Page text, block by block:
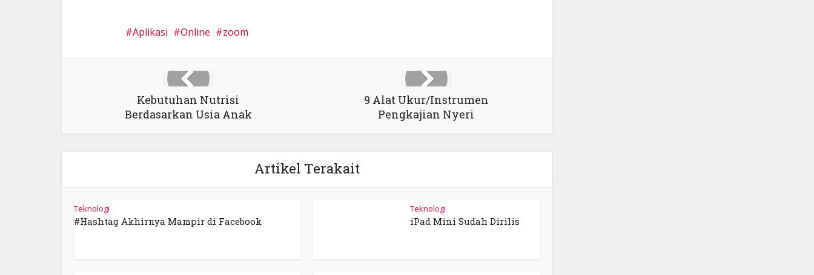
Aplikasi Online zoom
Kebutuhan Nutrisi
Berdasarkan Usia Anak
9 Alat Ukur/Instrumen
Pengkajian Nyeri
Artikel Terakait
Teknologi
#Hashtag Akhirnya Mampir di Facebook
Teknologi
iPad Mini Sudah Dirilis